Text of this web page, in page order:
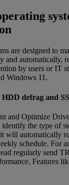
are designed to
and automatically,
by users or IT
Windows 11.
defrag and
and Optimize
identify the type of
will automatically
schedule. For
regularly send
Features